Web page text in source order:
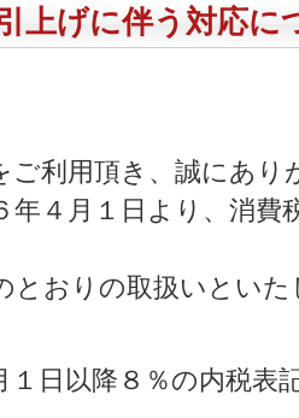
上げに伴う対応に
利用頂き、誠にあり
年４月１日より、消費
とおりの取扱いといた
日以降８％の内税表